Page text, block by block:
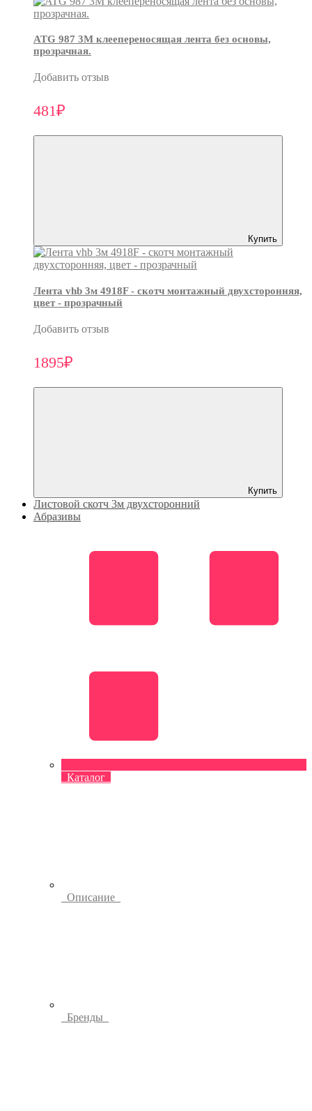
ATG 987 3М клеепереносящая лента без основы,
прозрачная.
Добавить отзыв
481₽
Купить
Лента vhb 3м 4918F - скотч монтажный двухсторонняя,
цвет - прозрачный
Добавить отзыв
1895₽
Купить
Листовой скотч 3м двухсторонний
Абразивы
Каталог
Описание
Бренды